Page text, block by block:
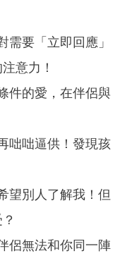
需要「立即回應」
意力！
件的愛，在伴侶與
咄咄逼供！發現孩
望別人了解我！但
侶無法和你同一陣